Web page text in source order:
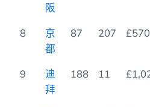
阪
8
京
都
87 207 £570
9
迪
拜
188 11